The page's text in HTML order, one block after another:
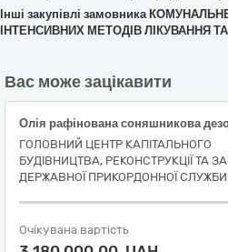
Інші закупівлі замовника
ІНТЕНСИВНИХ МЕТОДІВ ЛІКУВАННЯ
Вас може зацікавити
ГОЛОВНИЙ ЦЕНТР КАПІТАЛЬНОГО
БУДІВНИЦТВА, РЕКОНСТРУКЦІЇ ТА
ДЕРЖАВНОЇ ПРИКОРДОННОЇ СЛУЖБИ
Очікувана вартість